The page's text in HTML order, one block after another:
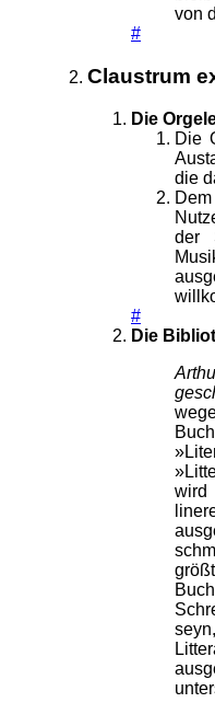
von
#
Claustrum
Die
Die
die
der
#
Die
wird